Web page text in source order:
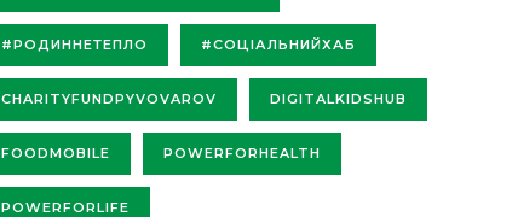
#РОДИННЕТЕПЛО #СОЦІАЛЬНИЙХАБ
CHARITYFUNDPYVOVAROV DIGITALKIDSHUB
FOODMOBILE POWERFORHEALTH
POWERFORLIFE